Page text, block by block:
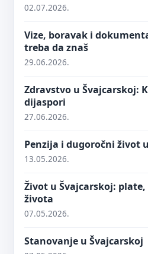
02.07.2026.
Vize, boravak i
treba da znaš
29.06.2026.
Zdravstvo u Švajcarskoj:
dijaspori
27.06.2026.
Penzija i dugoročni život
13.05.2026.
Život u Švajcarskoj:
života
07.05.2026.
Stanovanje u Švajcarskoj